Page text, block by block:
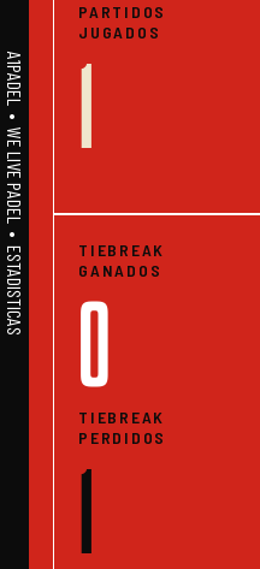
A1PADEL • WE LIVE PADEL • ESTADISTICAS
PARTIDOS
JUGADOS
1
TIEBREAK
GANADOS
0
TIEBREAK
PERDIDOS
1